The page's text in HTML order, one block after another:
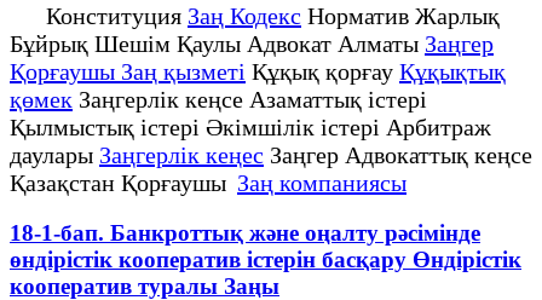
Конституция Заң Кодекс Норматив Жарлық
Бұйрық Шешім Қаулы Адвокат Алматы Заңгер
Қорғаушы Заң қызметі Құқық қорғау Құқықтық
қөмек Заңгерлік кеңсе Азаматтық істері
Қылмыстық істері Әкімшілік істері Арбитраж
даулары Заңгерлік кеңес Заңгер Адвокаттық кеңсе
Қазақстан Қорғаушы Заң компаниясы
18-1-бап. Банкроттық және оңалту рәсімінде
өндірістік кооператив iстерiн басқару Өндiрiстiк
кооператив туралы Заңы